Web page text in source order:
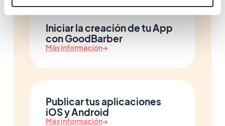
Iniciar la creación de tu App
con GoodBarber
Más información→
Publicar tus aplicaciones
iOS y Android
Más información→